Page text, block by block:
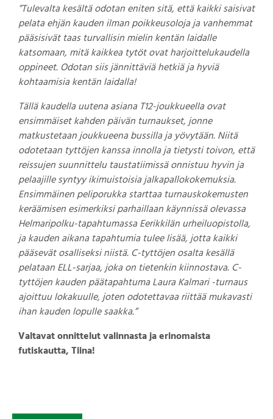
”Tulevalta kesältä odotan eniten sitä, että kaikki saisivat
pelata ehjän kauden ilman poikkeusoloja ja vanhemmat
pääsisivät taas turvallisin mielin kentän laidalle
katsomaan, mitä kaikkea tytöt ovat harjoittelukaudella
oppineet. Odotan siis jännittäviä hetkiä ja hyviä
kohtaamisia kentän laidalla!
Tällä kaudella uutena asiana T12-joukkueella ovat
ensimmäiset kahden päivän turnaukset, jonne
matkustetaan joukkueena bussilla ja yövytään. Niitä
odotetaan tyttöjen kanssa innolla ja tietysti toivon, että
reissujen suunnittelu taustatiimissä onnistuu hyvin ja
pelaajille syntyy ikimuistoisia jalkapallokokemuksia.
Ensimmäinen peliporukka starttaa turnauskokemusten
keräämisen esimerkiksi parhaillaan käynnissä olevassa
Helmaripolku-tapahtumassa Eerikkilän urheiluopistolla,
ja kauden aikana tapahtumia tulee lisää, jotta kaikki
pääsevät osalliseksi niistä. C-tyttöjen osalta kesällä
pelataan ELL-sarjaa, joka on tietenkin kiinnostava. C-
tyttöjen kauden päätapahtuma Laura Kalmari -turnaus
ajoittuu lokakuulle, joten odotettavaa riittää mukavasti
ihan kauden lopulle saakka.”
Valtavat onnittelut valinnasta ja erinomaista
futiskautta, Tiina!